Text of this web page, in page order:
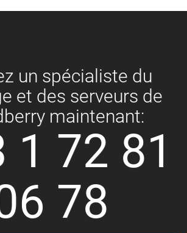
un spécialiste du
et des serveurs de
maintenant:
1 72 81
78